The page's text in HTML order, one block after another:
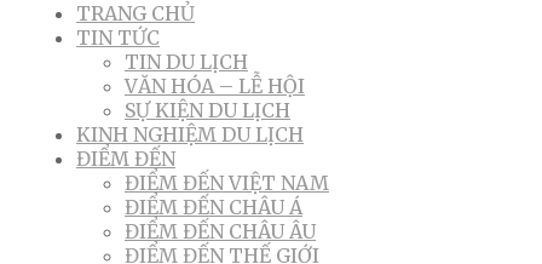
TRANG CHỦ
TIN TỨC
TIN DU LỊCH
VĂN HÓA – LỄ HỘI
SỰ KIỆN DU LỊCH
KINH NGHIỆM DU LỊCH
ĐIỂM ĐẾN
ĐIỂM ĐẾN VIỆT NAM
ĐIỂM ĐẾN CHÂU Á
ĐIỂM ĐẾN CHÂU ÂU
ĐIỂM ĐẾN THẾ GIỚI